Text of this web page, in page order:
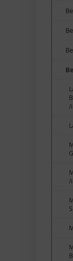
/
/